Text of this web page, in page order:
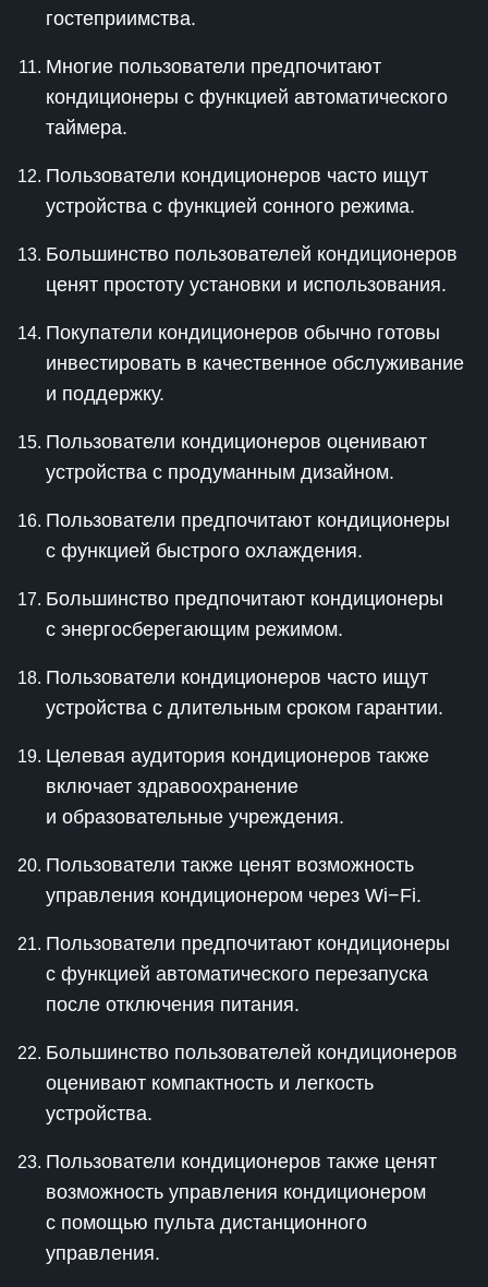
гостеприимства.
Многие пользователи предпочитают
кондиционеры с функцией автоматического
таймера.
Пользователи кондиционеров часто ищут
устройства с функцией сонного режима.
Большинство пользователей кондиционеров
ценят простоту установки и использования.
Покупатели кондиционеров обычно готовы
инвестировать в качественное обслуживание
и поддержку.
Пользователи кондиционеров оценивают
устройства с продуманным дизайном.
Пользователи предпочитают кондиционеры
с функцией быстрого охлаждения.
Большинство предпочитают кондиционеры
с энергосберегающим режимом.
Пользователи кондиционеров часто ищут
устройства с длительным сроком гарантии.
Целевая аудитория кондиционеров также
включает здравоохранение
и образовательные учреждения.
Пользователи также ценят возможность
управления кондиционером через Wi−Fi.
Пользователи предпочитают кондиционеры
с функцией автоматического перезапуска
после отключения питания.
Большинство пользователей кондиционеров
оценивают компактность и легкость
устройства.
Пользователи кондиционеров также ценят
возможность управления кондиционером
с помощью пульта дистанционного
управления.